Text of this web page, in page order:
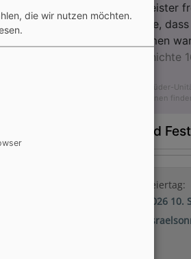
9
16
Der Kerkermeister
ganzen Hause,
Gott gekommen
Apostelgeschichte
© Evangelische Brüder-
Weitere Informationen
Sonntage und
Nächster Feiertag:
09.08.2026
Trinitatis:
die wir nutzen möchten.